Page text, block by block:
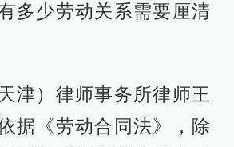
多少劳动关系需要厘清
津）律师事务所律师王
据《劳动合同法》，除